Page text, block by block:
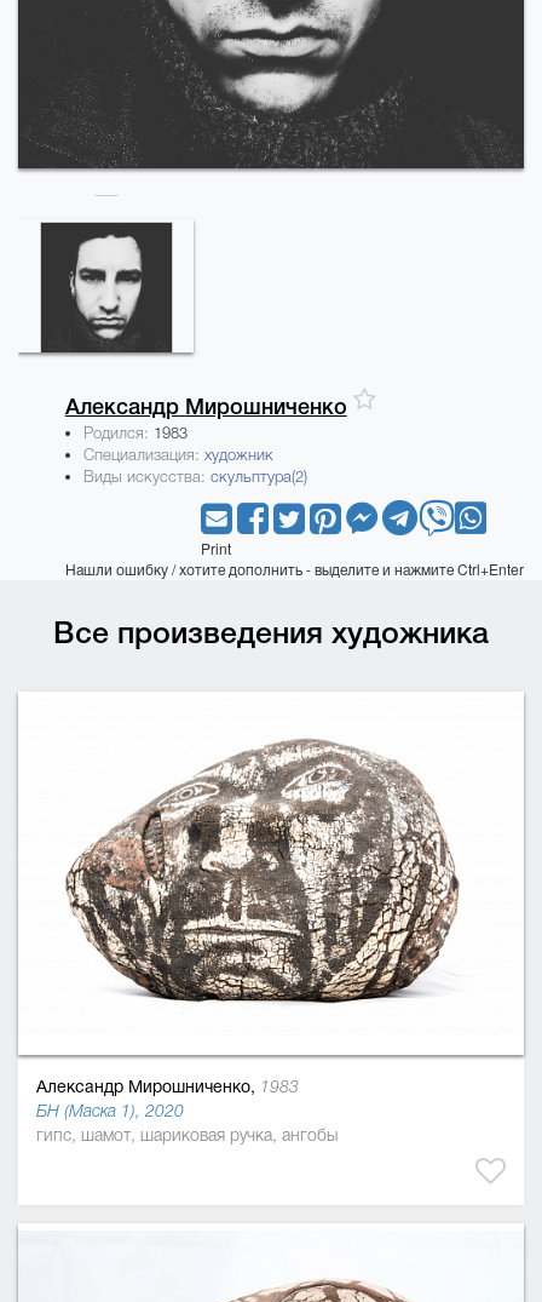
Александр Мирошниченко
Родился: 1983
Специализация: художник
Виды искусства: скульптура(2)
Print
Нашли ошибку / хотите дополнить - выделите и нажмите Ctrl+Enter
Все произведения художника
Александр Мирошниченко, 1983
БН (Маска 1), 2020
гипс, шамот, шариковая ручка, ангобы